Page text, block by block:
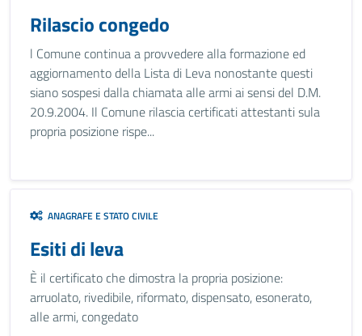
Rilascio congedo
l Comune continua a provvedere alla formazione ed
aggiornamento della Lista di Leva nonostante questi
siano sospesi dalla chiamata alle armi ai sensi del D.M.
20.9.2004. Il Comune rilascia certificati attestanti sula
propria posizione rispe...
ANAGRAFE E STATO CIVILE
Esiti di leva
È il certificato che dimostra la propria posizione:
arruolato, rivedibile, riformato, dispensato, esonerato,
alle armi, congedato